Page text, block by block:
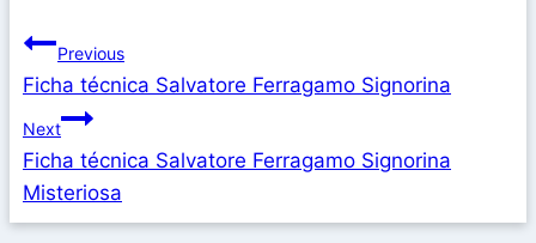
Previous
Ficha técnica Salvatore Ferragamo Signorina
Next
Ficha técnica Salvatore Ferragamo Signorina
Misteriosa